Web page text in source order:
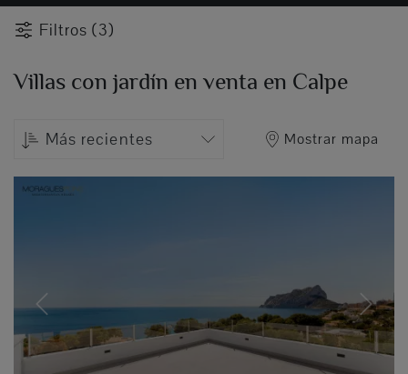
Filtros (3)
Villas con jardín en venta en Calpe
Más recientes Mostrar mapa
Previous Next